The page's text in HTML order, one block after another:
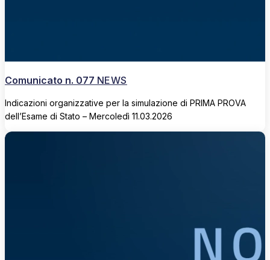
Comunicato n. 077 NEWS
Indicazioni organizzative per la simulazione di PRIMA PROVA
dell’Esame di Stato – Mercoledì 11.03.2026